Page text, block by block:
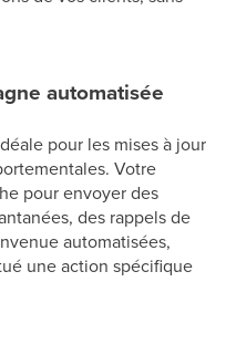
automatisée
pour les mises à jour
Votre
pour envoyer des
des rappels de
automatisées,
une action spécifique